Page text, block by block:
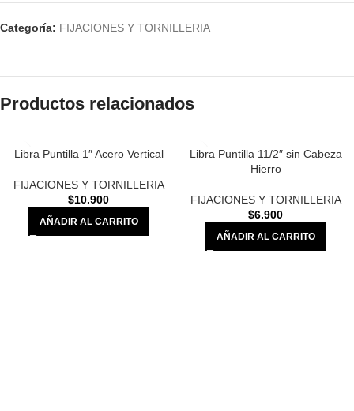
Categoría: FIJACIONES Y TORNILLERIA
Productos relacionados
Libra Puntilla 1″ Acero Vertical
FIJACIONES Y TORNILLERIA
$10.900
AÑADIR AL CARRITO
Libra Puntilla 11/2″ sin Cabeza
Hierro
FIJACIONES Y TORNILLERIA
$6.900
AÑADIR AL CARRITO